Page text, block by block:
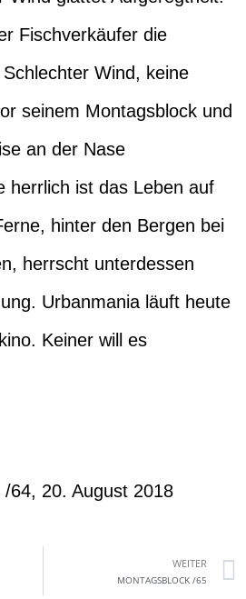
Fischverkäufer die
Wind, keine
seinem Montagsblock und
an der Nase
herrlich ist das Leben auf
hinter den Bergen bei
herrscht unterdessen
Urbanmania läuft heute
Keiner will es
64, 20. August 2018
WEITER
MONTAGSBLOCK /65